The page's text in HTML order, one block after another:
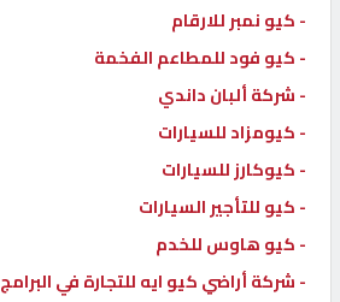
إتصل
بنا
إعلانات
المنتدى
- كيو نمبر للارقام
- كيو فود للمطاعم الفخمة
- شركة ألبان داندي
- كيومزاد للسيارات
- كيوكارز للسيارات
- كيو للتأجير السيارات
- كيو هاوس للخدم
- شركة أراضي كيو ايه للتجارة في البرامج